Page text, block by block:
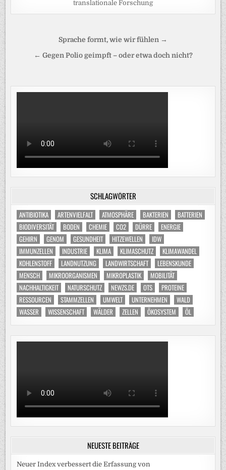
translationale Forschung
Beitragsnavigation
Sprache formt, wie wir fühlen →
← Gegen Polio geimpft – oder etwa doch nicht?
SCHLAGWÖRTER
ANTIBIOTIKA ARTENVIELFALT ATMOSPHÄRE BAKTERIEN
BATTERIEN
BIODIVERSITÄT
BODEN CHEMIE CO2 DÜRRE
ENERGIE
GEHIRN
GENOM GESUNDHEIT HITZEWELLEN
IDW
IMMUNZELLEN
INDUSTRIE KLIMA KLIMASCHUTZ
KLIMAWANDEL
KOHLENSTOFF
LANDNUTZUNG LANDWIRTSCHAFT
LEBENSKUNDE
MENSCH
MIKROORGANISMEN MIKROPLASTIK
MOBILITÄT
NACHHALTIGKEIT
NATURSCHUTZ NEWZS.DE OTS
PROTEINE
RESSOURCEN
STAMMZELLEN UMWELT UNTERNEHMEN
WALD
WASSER
WISSENSCHAFT WÄLDER ZELLEN ÖKOSYSTEM ÖL
NEUESTE BEITRÄGE
Neuer Index verbessert die Erfassung von